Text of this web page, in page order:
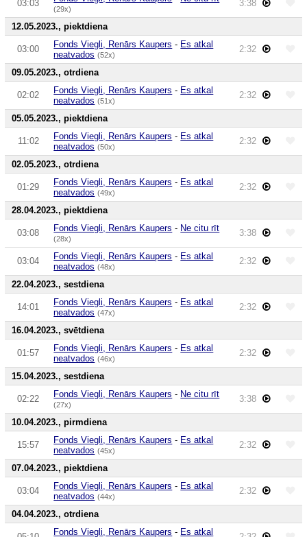
03:03
(29x)
3:38
12.05.2023., piektdiena
03:00 Fonds Viegli, Renārs Kaupers - Es atkal
neatvados (52x)
2:32
09.05.2023., otrdiena
02:02 Fonds Viegli, Renārs Kaupers - Es atkal
neatvados (51x)
2:32
05.05.2023., piektdiena
11:02 Fonds Viegli, Renārs Kaupers - Es atkal
neatvados (50x)
2:32
02.05.2023., otrdiena
01:29 Fonds Viegli, Renārs Kaupers - Es atkal
neatvados (49x)
2:32
28.04.2023., piektdiena
03:08 Fonds Viegli, Renārs Kaupers - Ne citu rīt
(28x)
3:38
03:04 Fonds Viegli, Renārs Kaupers - Es atkal
neatvados (48x)
2:32
22.04.2023., sestdiena
14:01 Fonds Viegli, Renārs Kaupers - Es atkal
neatvados (47x)
2:32
16.04.2023., svētdiena
01:57 Fonds Viegli, Renārs Kaupers - Es atkal
neatvados (46x)
2:32
15.04.2023., sestdiena
02:22 Fonds Viegli, Renārs Kaupers - Ne citu rīt
(27x)
3:38
10.04.2023., pirmdiena
15:57 Fonds Viegli, Renārs Kaupers - Es atkal
neatvados (45x)
2:32
07.04.2023., piektdiena
03:04 Fonds Viegli, Renārs Kaupers - Es atkal
neatvados (44x)
2:32
04.04.2023., otrdiena
Fonds Viegli, Renārs Kaupers - Es atkal